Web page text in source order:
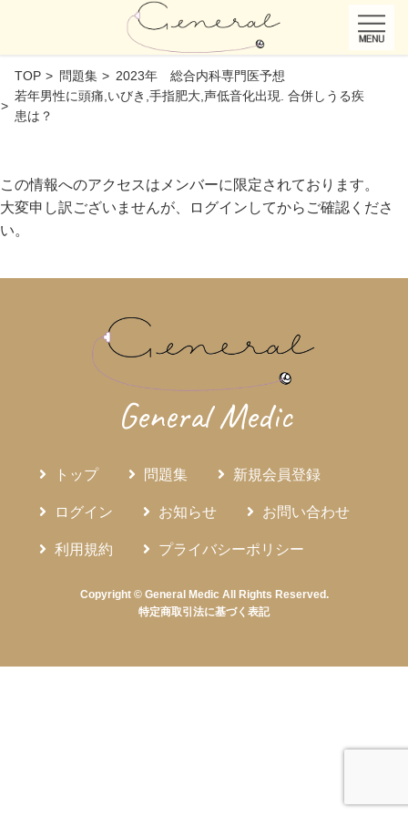
TOP 問題集
2023年 総合内科専門医予想
若年男性に頭痛,いびき,手指肥大,声低音化出現. 合併しうる疾
患は？
この情報へのアクセスはメンバーに限定されております。
大変申し訳ございませんが、ログインしてからご確認くださ
い。
General Medic
トップ 問題集 新規会員登録
ログイン お知らせ お問い合わせ
利用規約 プライバシーポリシー
Copyright © General Medic All Rights Reserved.
特定商取引法に基づく表記